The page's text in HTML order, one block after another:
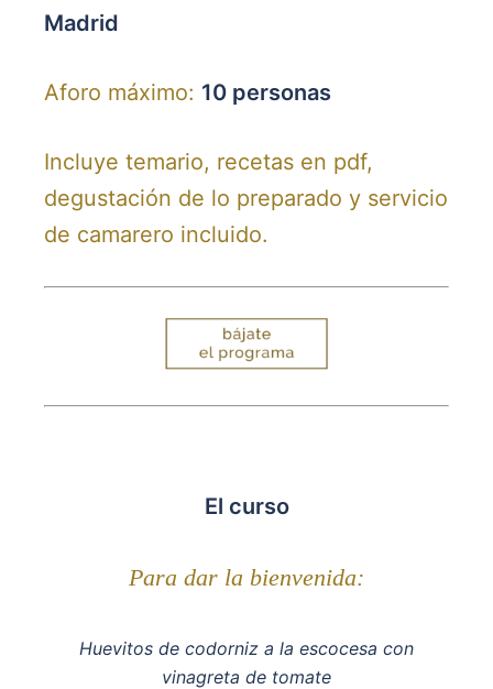
Madrid
Aforo máximo: 10 personas
Incluye temario, recetas en pdf,
degustación de lo preparado y servicio
de camarero incluido.
El curso
Para dar la bienvenida:
Huevitos de codorniz a la escocesa con
vinagreta de tomate